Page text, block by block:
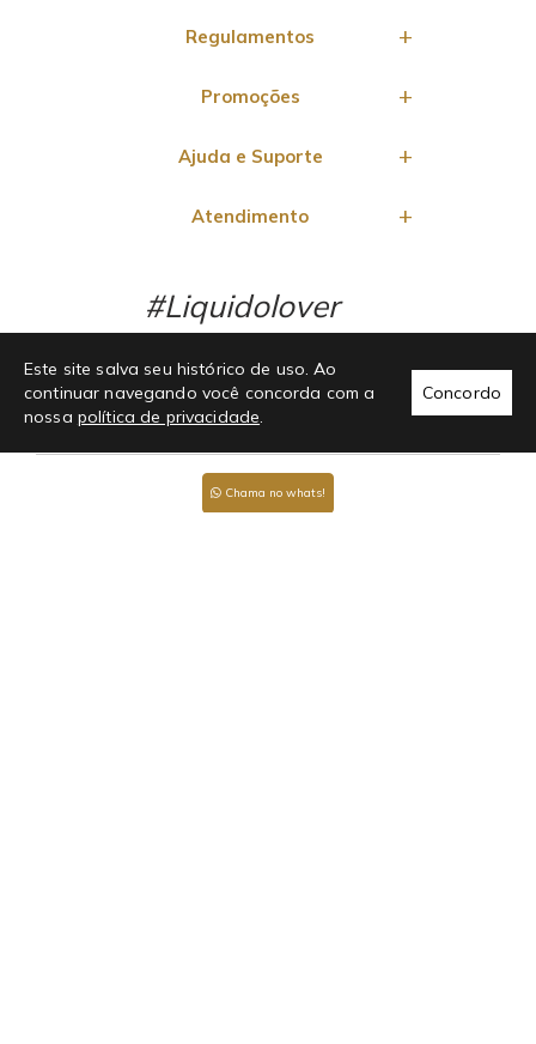
Este site salva seu histórico de uso. Ao
continuar navegando você concorda com a
nossa política de privacidade.
Concordo
Regulamentos
Promoções
Ajuda e Suporte
Atendimento
#Liquidolover
Chama no whats!